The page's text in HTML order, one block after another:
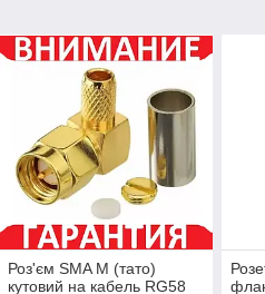
Роз'єм SMA M (тато)
кутовий на кабель RG58